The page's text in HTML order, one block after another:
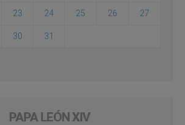
23 24 25 26 27
30 31
PAPA LEÓN XIV